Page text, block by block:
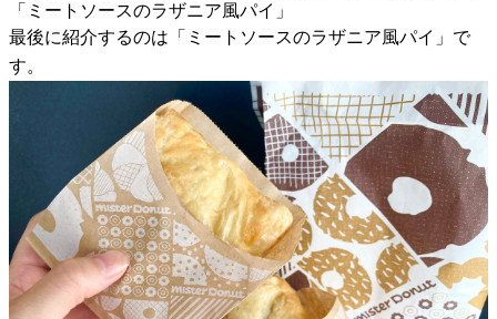
「ミートソースのラザニア風パイ」
最後に紹介するのは「ミートソースのラザニア風パイ」で
す。